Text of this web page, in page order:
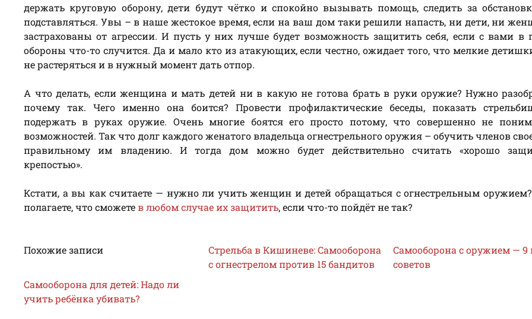
держать круговую оборону, дети будут чётко и спокойно вызывать помощь, следить за
подставляться. Увы – в наше жестокое время, если на ваш дом таки решили напасть, ни дети, ни
застрахованы от агрессии. И пусть у них лучше будет возможность защитить себя, если с вами в
обороны что-то случится. Да и мало кто из атакующих, если честно, ожидает того, что мелкие
не растеряться и в нужный момент дать отпор.
А что делать, если женщина и мать детей ни в какую не готова брать в руки оружие? Нужно
почему так. Чего именно она боится? Провести профилактические беседы, показать
подержать в руках оружие. Очень многие боятся его просто потому, что совершенно не
возможностей. Так что долг каждого женатого владельца огнестрельного оружия – обучить членов
правильному им владению. И тогда дом можно будет действительно считать «хорошо
крепостью».
Кстати, а вы как считаете — нужно ли учить женщин и детей обращаться с огнестрельным
полагаете, что сможетев любом случае их защитить, если что-то пойдёт не так?
Похожие записи
Стрельба в Кишиневе: Самооборона
с огнестрелом против 15 бандитов
Самооборона с оружием —
советов
Самооборона для детей: Надо ли
учить ребёнка убивать?